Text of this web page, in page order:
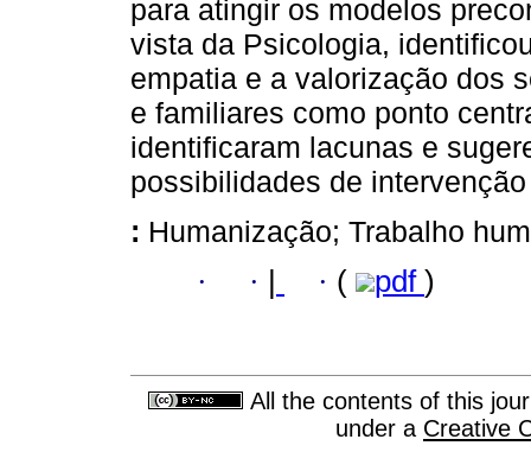
para atingir os modelos
vista da Psicologia,
empatia e a valorização dos
e familiares como ponto
identificaram lacunas e
possibilidades de
: Humanização; Trabalho
· · · ( pdf )
All the contents of this
under a Creative